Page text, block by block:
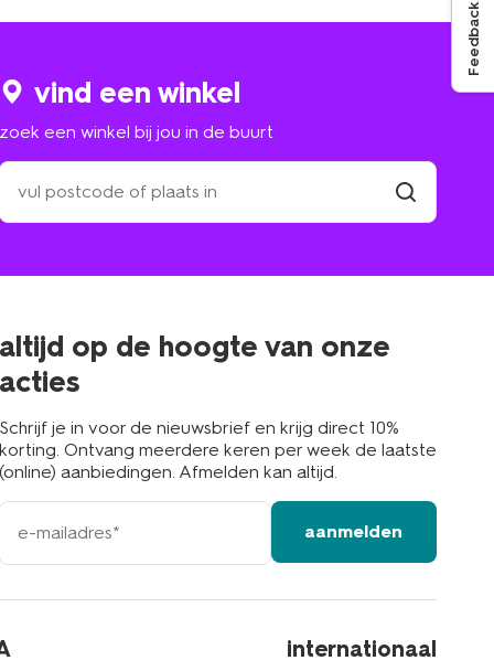
vind een winkel
een winkel bij jou in de buurt
op de hoogte van onze
je in voor de nieuwsbrief en krijg direct 10%
Ontvang meerdere keren per week de laatste
aanbiedingen. Afmelden kan altijd.
aanmelden
internationaal
Feedback